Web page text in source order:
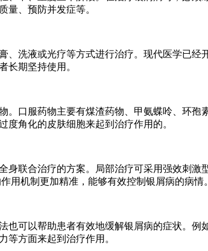
量、预防并发症等。
、洗液或光疗等方式进行治疗。现代医学已
长期坚持使用。
。口服药物主要有煤渣药物、甲氨蝶呤、环
度角化的皮肤细胞来起到治疗作用的。
身联合治疗的方案。局部治疗可采用强效刺
用机制更加精准，能够有效控制银屑病的病情。
也可以帮助患者有效地缓解银屑病的症状。
等方面来起到治疗作用。